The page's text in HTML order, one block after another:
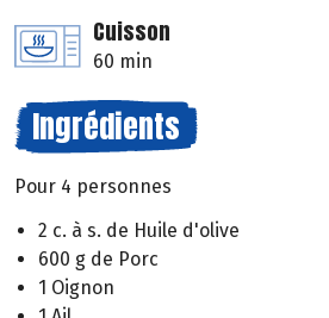
Cuisson
60 min
Ingrédients
Pour 4 personnes
2 c. à s. de Huile d'olive
600 g de Porc
1 Oignon